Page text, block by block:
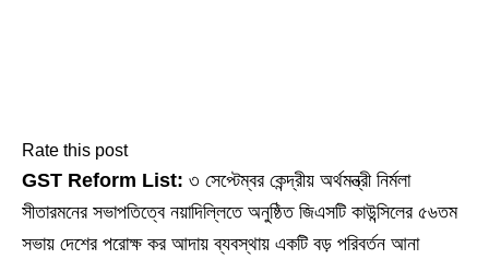
Rate this post
GST Reform List: ৩ সেপ্টেম্বর কেন্দ্রীয় অর্থমন্ত্রী নির্মলা
সীতারমনের সভাপতিত্বে নয়াদিল্লিতে অনুষ্ঠিত জিএসটি কাউন্সিলের ৫৬তম
সভায় দেশের পরোক্ষ কর আদায় ব্যবস্থায় একটি বড় পরিবর্তন আনা